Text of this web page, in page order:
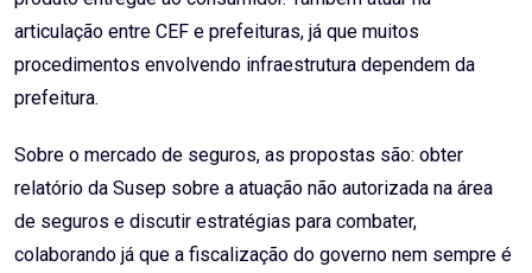
articulação entre CEF e prefeituras, já que muitos
procedimentos envolvendo infraestrutura dependem da
prefeitura.
Sobre o mercado de seguros, as propostas são: obter
relatório da Susep sobre a atuação não autorizada na área
de seguros e discutir estratégias para combater,
colaborando já que a fiscalização do governo nem sempre é